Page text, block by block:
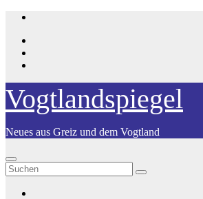
Zum
springen
Vogtlandspiegel
Neues aus Greiz und dem Vogtland